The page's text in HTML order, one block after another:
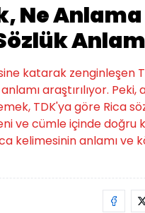
Ne
katarak zenginleşen
araştırılıyor.
TDK'ya göre Rica
ve cümle içinde doğru
kelimesinin anlamı ve